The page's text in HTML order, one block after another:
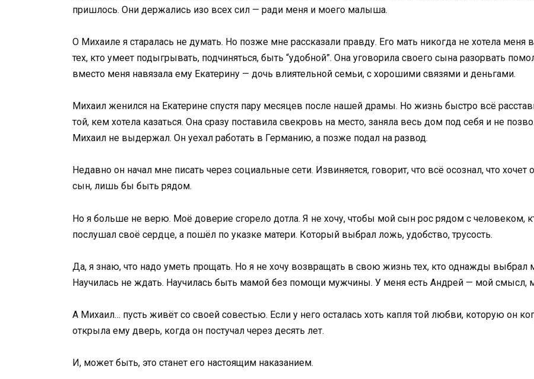
пришлось. Они держались изо всех сил — ради меня и моего малыша.
О Михаиле я старалась не думать. Но позже мне рассказали правду. Его мать никогда не хотела меня
тех, кто умеет подыгрывать, подчиняться, быть “удобной”. Она уговорила своего сына разорвать
вместо меня навязала ему Екатерину — дочь влиятельной семьи, с хорошими связями и деньгами.
Михаил женился на Екатерине спустя пару месяцев после нашей драмы. Но жизнь быстро всё
той, кем хотела казаться. Она сразу поставила свекровь на место, заняла весь дом под себя и не
Михаил не выдержал. Он уехал работать в Германию, а позже подал на развод.
Недавно он начал мне писать через социальные сети. Извиняется, говорит, что всё осознал, что
сын, лишь бы быть рядом.
Но я больше не верю. Моё доверие сгорело дотла. Я не хочу, чтобы мой сын рос рядом с человеком,
послушал своё сердце, а пошёл по указке матери. Который выбрал ложь, удобство, трусость.
Да, я знаю, что надо уметь прощать. Но я не хочу возвращать в свою жизнь тех, кто однажды выбрал
Научилась не ждать. Научилась быть мамой без помощи мужчины. У меня есть Андрей — мой смысл,
А Михаил… пусть живёт со своей совестью. Если у него осталась хоть капля той любви, которую он
открыла ему дверь, когда он постучал через десять лет.
И, может быть, это станет его настоящим наказанием.